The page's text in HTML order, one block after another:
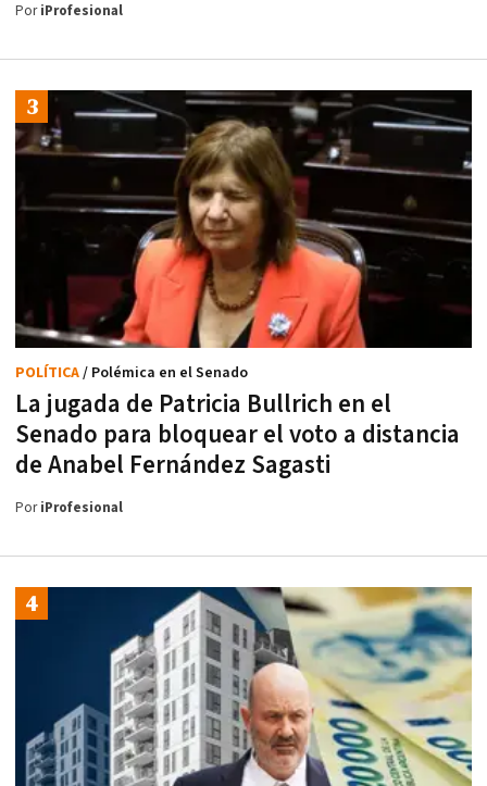
PoriProfesional
La jugada de Patricia Bullrich en el
Senado para bloquear el voto a distancia
de Anabel Fernández Sagasti
POLÍTICA/ Polémica en el Senado
PoriProfesional